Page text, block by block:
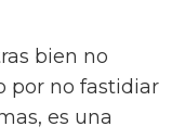
bien no
por no fastidiar
es una